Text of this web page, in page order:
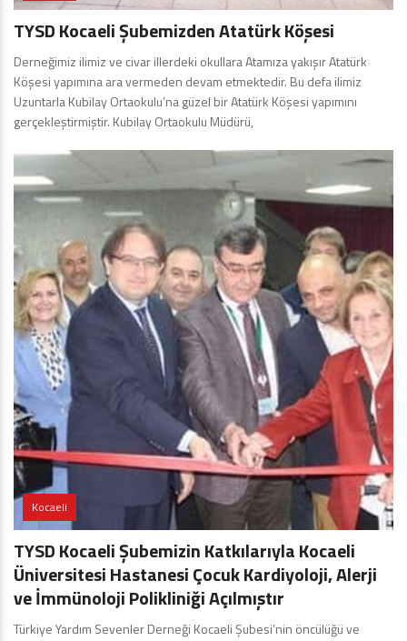
TYSD Kocaeli Şubemizden Atatürk Köşesi
Derneğimiz ilimiz ve civar illerdeki okullara Atamıza yakışır Atatürk
Köşesi yapımına ara vermeden devam etmektedir. Bu defa ilimiz
Uzuntarla Kubilay Ortaokulu’na güzel bir Atatürk Köşesi yapımını
gerçekleştirmiştir. Kubilay Ortaokulu Müdürü,
Kocaeli
TYSD Kocaeli Şubemizin Katkılarıyla Kocaeli
Üniversitesi Hastanesi Çocuk Kardiyoloji, Alerji
ve İmmünoloji Polikliniği Açılmıştır
Türkiye Yardım Sevenler Derneği Kocaeli Şubesi’nin öncülüğü ve